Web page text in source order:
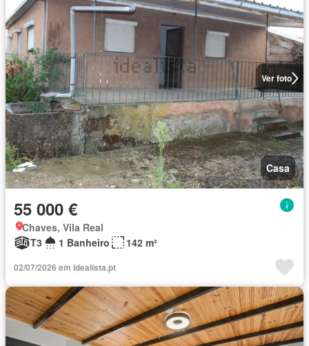
Ver foto
Casa
55 000 €
Chaves, Vila Real
T3
1 Banheiro 142 m²
02/07/2026 em idealista.pt